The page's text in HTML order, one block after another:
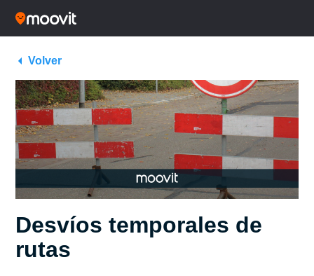
Volver
Desvíos temporales de
rutas